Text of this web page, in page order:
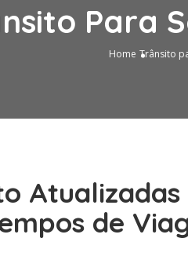
Para
Home Trânsito
Atualizadas
de